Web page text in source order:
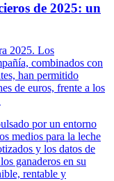
de 2025: un
2025. Los
combinados con
han permitido
de euros, frente a los
por un entorno
medios para la leche
y los datos de
ganaderos en su
rentable y